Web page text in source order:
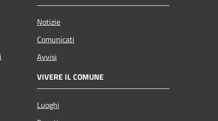
Notizie
Comunicati
Avvisi
VIVERE IL COMUNE
Luoghi